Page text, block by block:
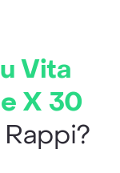
Vita
X 30